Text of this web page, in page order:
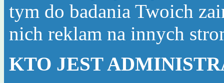
tym do badania Twoich
nich reklam na innych
KTO JEST